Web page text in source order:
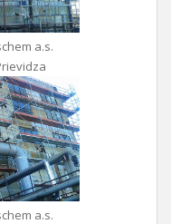
a.s.
a.s.